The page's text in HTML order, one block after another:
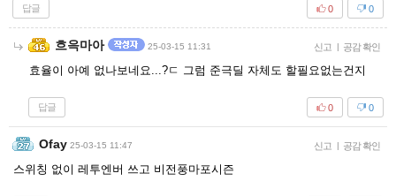
답글 0
0
흐윽마아 25-03-15 11:31 신고 | 공감 확인
효율이 아예 없나보네요...?ㄷ 그럼 준극딜 자체도 할필요없는건지
답글 0
0
Ofay 25-03-15 11:47 신고 | 공감 확인
스위칭 없이 레투엔버 쓰고 비전풍마포시즌